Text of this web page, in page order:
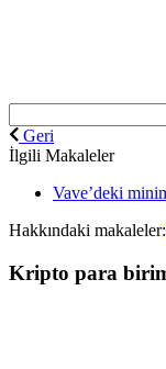
Geri
İlgili Makaleler
Vave’deki
Hakkındaki makaleler:
Kripto para